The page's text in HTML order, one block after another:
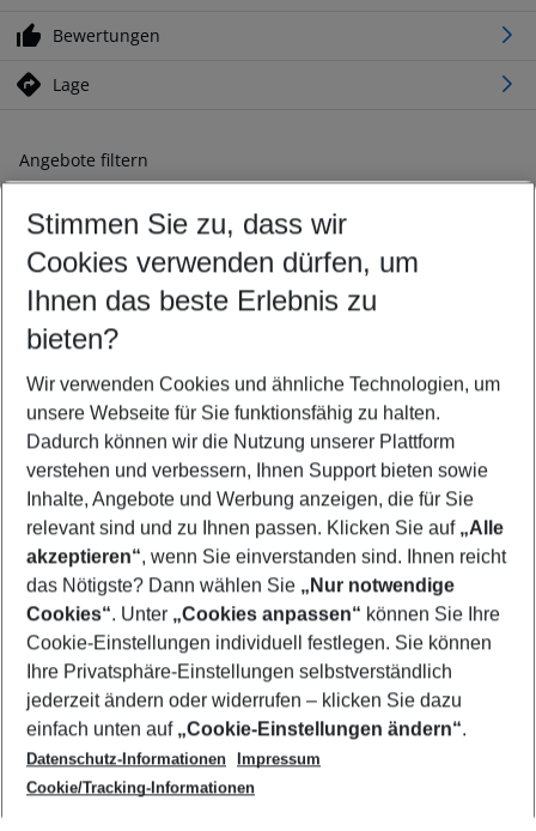
Bewertungen
Lage
Angebote filtern
Ändern Sie Ihre Kriterien nach Ihren Wünschen
Abflughafen wählen
Beliebiger Abflughafen
Reisezeitraum wählen
09.08.26– 07.08.27 5-8 Nächte
2 Erwachsene Keine Kinder
Mehr Filter anzeigen
Footer
Footer navigation
Über uns
AGB
Cookie-Einstellungen ändern
Cookie-Richtlinie
Datenschutz
Service & Hilfe
Barrierefreies Reisen
Check-in
Folgen Sie uns
Stimmen Sie zu, dass wir
Cookies verwenden dürfen, um
Ihnen das beste Erlebnis zu
bieten?
Wir verwenden Cookies und ähnliche Technologien, um
unsere Webseite für Sie funktionsfähig zu halten.
Dadurch können wir die Nutzung unserer Plattform
verstehen und verbessern, Ihnen Support bieten sowie
Inhalte, Angebote und Werbung anzeigen, die für Sie
relevant sind und zu Ihnen passen. Klicken Sie auf „Alle
akzeptieren“, wenn Sie einverstanden sind. Ihnen reicht
das Nötigste? Dann wählen Sie „Nur notwendige
Cookies“. Unter „Cookies anpassen“ können Sie Ihre
Cookie-Einstellungen individuell festlegen. Sie können
Ihre Privatsphäre-Einstellungen selbstverständlich
jederzeit ändern oder widerrufen – klicken Sie dazu
einfach unten auf „Cookie-Einstellungen ändern“.
Datenschutz-Informationen
Impressum
Cookie/Tracking-Informationen